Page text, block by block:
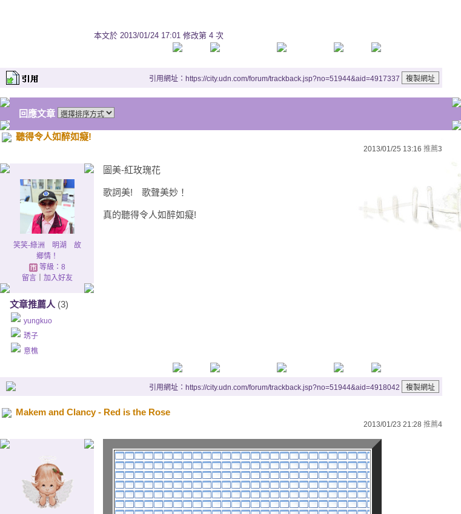
從Boyne山流下的河水是多麼清澈
然而我的愛才是最美好的
越過山嶺來到我的身旁
You choose the rose, love, and I'll make the vow
月光照在他的金色捲髮上
And he swore he'd be my love forever
他發誓他會是我永遠的愛
長在遠方花園裡的紅玫瑰開了
And fair is the lily of the valley
而且山谷裡的鈴蘭是那麼的美麗
本文於 2013/01/24 17:01 修改第 4 次
引用網址：https://city.udn.com/forum/trackback.jsp?no=51944&aid=4917337
回應文章
聽得令人如醉如癡!
2013/01/25 13:16 推薦3
笑笑-綠洲 明湖 故
鄉情！
等級：8
留言｜ 加入好友
文章推薦人 (3)
yungkuo
琇子
意樵
圖美-紅玫瑰花
歌詞美! 歌聲美妙！
真的聽得令人如醉如癡!
引用網址：https://city.udn.com/forum/trackback.jsp?no=51944&aid=4918042
Makem and Clancy - Red is the Rose
2013/01/23 21:28 推薦4